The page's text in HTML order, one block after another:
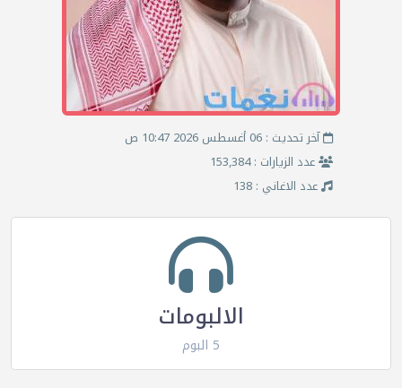
آخر تحديث : 06 أغسطس 2026 10:47 ص
عدد الزيارات : 153,384
عدد الاغاني : 138
الالبومات
5 البوم